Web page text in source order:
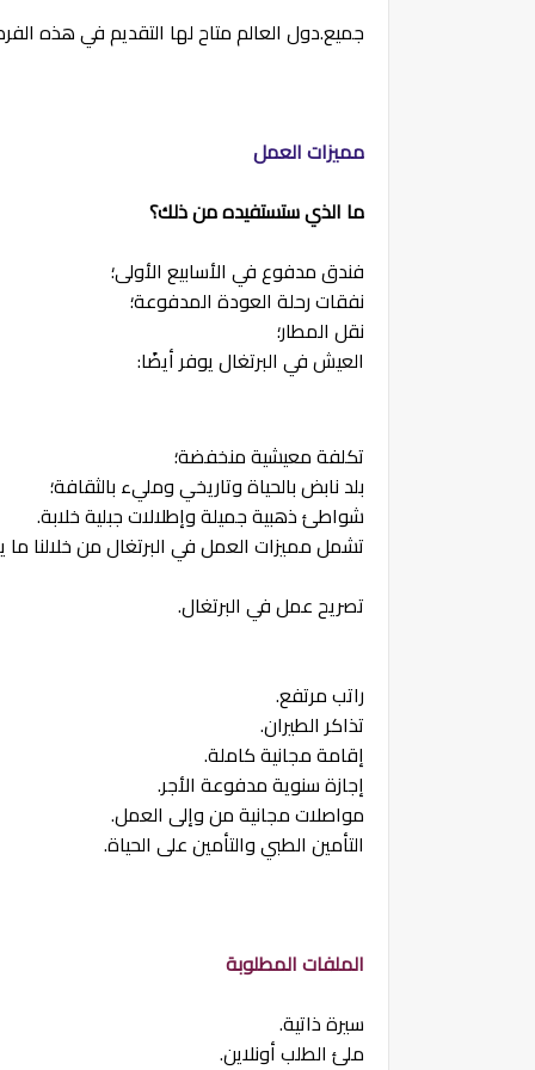
جميع.دول العالم متاح لها التقديم في هذه
مميزات العمل
ما الذي ستستفيده من ذلك؟
فندق مدفوع في الأسابيع الأولى؛
نفقات رحلة العودة المدفوعة؛
نقل المطار؛
العيش في البرتغال يوفر أيضًا:
تكلفة معيشية منخفضة؛
بلد نابض بالحياة وتاريخي ومليء بالثقافة؛
شواطئ ذهبية جميلة وإطلالات جبلية خلابة.
تشمل مميزات العمل في البرتغال من خلالنا ما
تصريح عمل في البرتغال.
راتب مرتفع.
تذاكر الطيران.
إقامة مجانية كاملة.
إجازة سنوية مدفوعة الأجر.
مواصلات مجانية من وإلى العمل.
التأمين الطبي والتأمين على الحياة.
الملفات المطلوبة
سيرة ذاتية.
ملئ الطلب أونلاين.